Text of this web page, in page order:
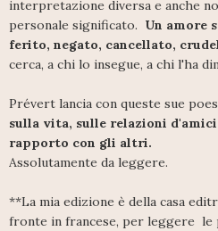
interpretazione diversa e anche
personale significato. Un amore
ferito, negato, cancellato,
cerca, a chi lo insegue, a chi l'ha
Prévert lancia con queste sue
sulla vita, sulle relazioni
rapporto con gli altri.
Assolutamente da leggere.
**La mia edizione è della casa
fronte in francese, per leggere le